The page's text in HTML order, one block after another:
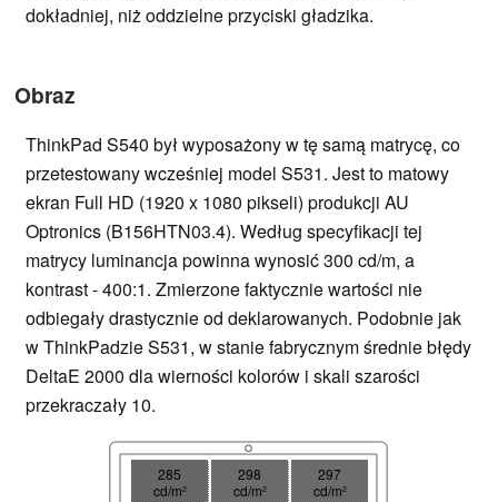
dokładniej, niż oddzielne przyciski gładzika.
Obraz
ThinkPad S540 był wyposażony w tę samą matrycę, co
przetestowany wcześniej model S531. Jest to matowy
ekran Full HD (1920 x 1080 pikseli) produkcji AU
Optronics (B156HTN03.4). Według specyfikacji tej
matrycy luminancja powinna wynosić 300 cd/m, a
kontrast - 400:1. Zmierzone faktycznie wartości nie
odbiegały drastycznie od deklarowanych. Podobnie jak
w ThinkPadzie S531, w stanie fabrycznym średnie błędy
DeltaE 2000 dla wierności kolorów i skali szarości
przekraczały 10.
285
cd/m²
298
cd/m²
297
cd/m²